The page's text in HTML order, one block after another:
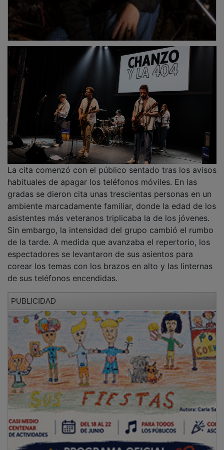
La cita comenzó con el público sentado tras los avisos
habituales de apagar los teléfonos móviles. En las
gradas se dieron cita unas trescientas personas en un
ambiente marcadamente familiar, donde la edad de los
asistentes más veteranos triplicaba la de los jóvenes.
Sin embargo, la intensidad del grupo cambió el rumbo
de la tarde. A medida que avanzaba el repertorio, los
espectadores se levantaron de sus asientos para
corear los temas con los brazos en alto y las linternas
de sus teléfonos encendidas.
PUBLICIDAD